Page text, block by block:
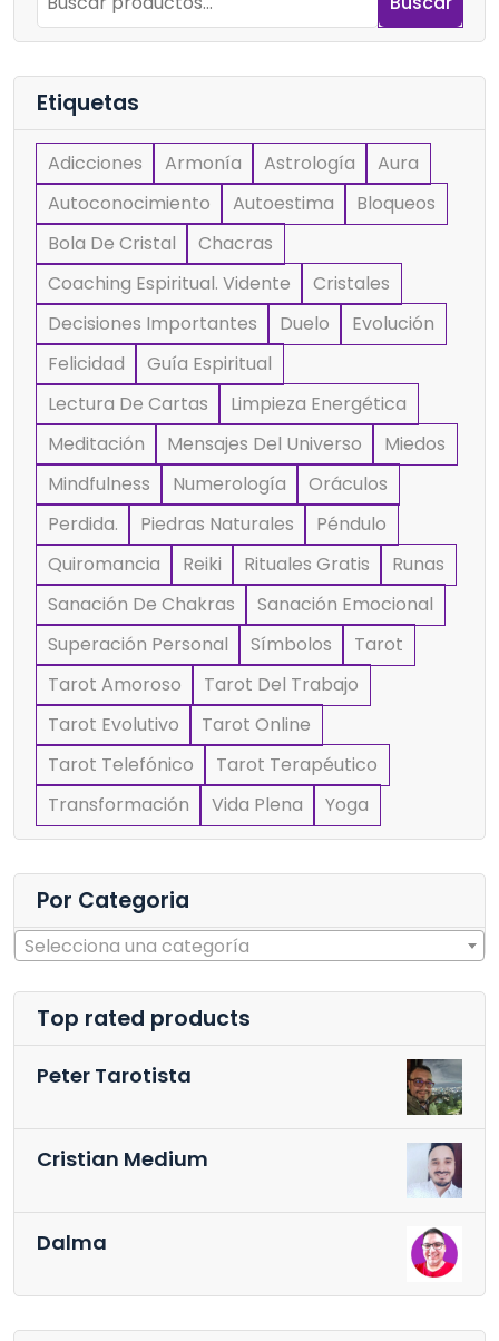
Etiquetas
Adicciones Armonía Astrología
Aura
Autoconocimiento
Autoestima
Bloqueos
Bola De Cristal
Chacras
Coaching Espiritual. Vidente
Cristales
Decisiones Importantes
Duelo
Evolución
Felicidad
Guía Espiritual
Lectura De Cartas
Limpieza Energética
Meditación
Mensajes Del Universo
Miedos
Mindfulness
Numerología
Oráculos
Perdida.
Piedras Naturales
Péndulo
Quiromancia
Reiki Rituales Gratis
Runas
Sanación De Chakras
Sanación Emocional
Superación Personal
Símbolos
Tarot
Tarot Amoroso
Tarot Del Trabajo
Tarot Evolutivo
Tarot Online
Tarot Telefónico
Tarot Terapéutico
Transformación
Vida Plena Yoga
Por Categoria
Selecciona una categoría
Top rated products
Peter Tarotista
Cristian Medium
Dalma